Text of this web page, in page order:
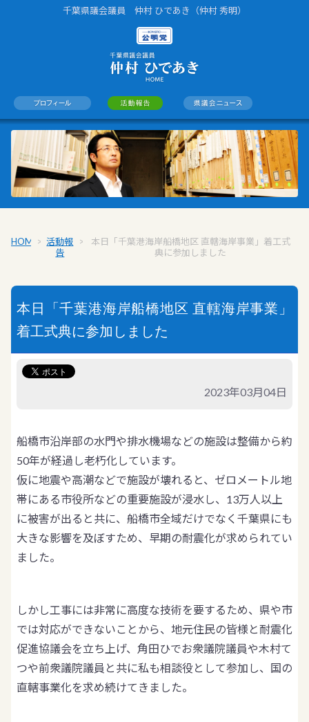
千葉県議会議員 仲村 ひであき（仲村 秀明）
HOME > 活動報
告
>
本日「千葉港海岸船橋地区 直轄海岸事業」着工式
典に参加しました
本日「千葉港海岸船橋地区 直轄海岸事業」
着工式典に参加しました
2023年03月04日
船橋市沿岸部の水門や排水機場などの施設は整備から約
50年が経過し老朽化しています。
仮に地震や高潮などで施設が壊れると、ゼロメートル地
帯にある市役所などの重要施設が浸水し、13万人以上
に被害が出ると共に、船橋市全域だけでなく千葉県にも
大きな影響を及ぼすため、早期の耐震化が求められてい
ました。
しかし工事には非常に高度な技術を要するため、県や市
では対応ができないことから、地元住民の皆様と耐震化
促進協議会を立ち上げ、角田ひでお衆議院議員や木村て
つや前衆議院議員と共に私も相談役として参加し、国の
直轄事業化を求め続けてきました。